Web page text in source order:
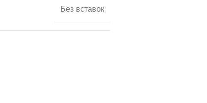
Без вставок